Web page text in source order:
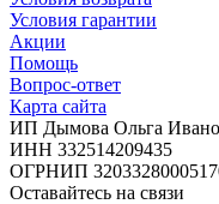
Условия гарантии
Акции
Помощь
Вопрос-ответ
Карта сайта
ИП Дымова Ольга
ИНН 332514209435
ОГРНИП
Оставайтесь на связи